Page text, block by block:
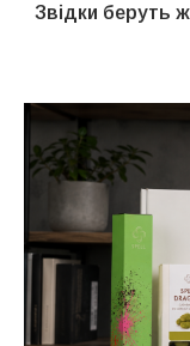
Звідки беруть